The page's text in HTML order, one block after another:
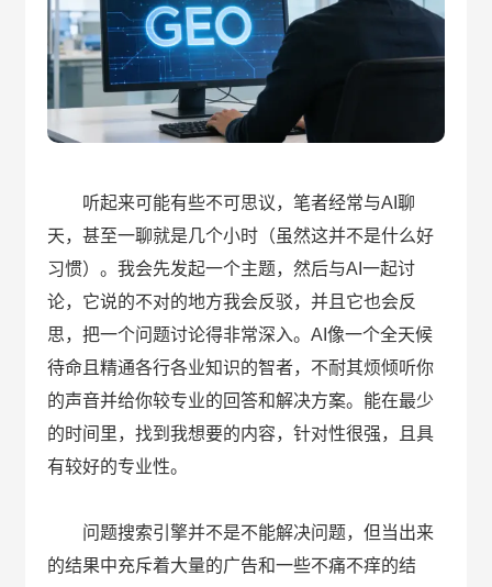
听起来可能有些不可思议，笔者经常与AI聊
天，甚至一聊就是几个小时（虽然这并不是什么好
习惯）。我会先发起一个主题，然后与AI一起讨
论，它说的不对的地方我会反驳，并且它也会反
思，把一个问题讨论得非常深入。AI像一个全天候
待命且精通各行各业知识的智者，不耐其烦倾听你
的声音并给你较专业的回答和解决方案。能在最少
的时间里，找到我想要的内容，针对性很强，且具
有较好的专业性。
问题搜索引擎并不是不能解决问题，但当出来
的结果中充斥着大量的广告和一些不痛不痒的结